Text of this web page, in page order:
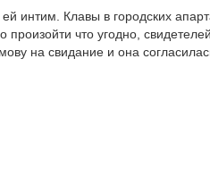
интим. Клавы в городских
что угодно,
на свидание и она